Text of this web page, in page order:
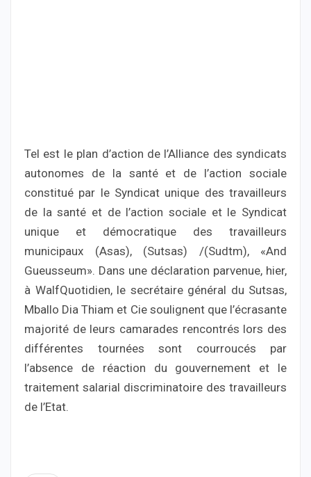
Tel est le plan d’action de l’Alliance des syndicats
autonomes de la santé et de l’action sociale
constitué par le Syndicat unique des travailleurs
de la santé et de l’action sociale et le Syndicat
unique et démocratique des travailleurs
municipaux (Asas), (Sutsas) /(Sudtm), «And
Gueusseum». Dans une déclaration parvenue, hier,
à WalfQuotidien, le secrétaire général du Sutsas,
Mballo Dia Thiam et Cie soulignent que l’écrasante
majorité de leurs camarades rencontrés lors des
différentes tournées sont courroucés par
l’absence de réaction du gouvernement et le
traitement salarial discriminatoire des travailleurs
de l’Etat.